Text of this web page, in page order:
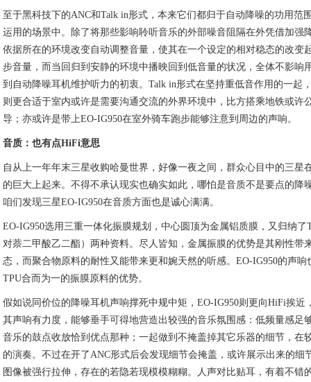
至于黑科技下的ANC和Talk in形式，本来它们都归于自动降噪的功用范
运用的场景中。除了将那些影响聆听音乐的外部噪音阻隔在外凭借加强
依据所在的环境改变自动调整音量，使其在一个设定的相对稳态的改变
步音量，而当回归到安静的环境中播映回到低音量的状况，全体不影响
到自动降噪耳机维护听力的初衷。Talk in形式在坚持重低音作用的一起
则更合适于室内或许是需要沟通交流的外界环境中，比方搭乘地铁或许
导；亦或许是带上EO-IG950在室外骑车跑步能够注意到周边的声响。
音质：也有点HiFi意思
自从上一年年末三星收购哈曼世界，好像一夜之间，群众心目中的三星
的巨大上起来。不得不承认现实也确实如此，哪怕是音质不是要点的降
咱们发现三星EO-IG950在音质方面也是诚心满满。
EO-IG950选用三重一体化振膜规划，中心圆顶为金属铝质膜，又归纳
对萘二甲酸乙二酯）两种资料。尽人皆知，金属振膜的优势是其刚性带
态，而聚合物原料的耐性又能带来更和婉天然的听感。EO-IG950的声
TPU合而为一的振膜原料的优势。
假如说同价位的降噪耳机声响撑死中规中矩，EO-IG950则更向HiFi挨近
其声响有力度，能够垂手可得地营造出较强的音乐氛围感：低频量感足
音乐的鼓点收放恰到优点那种；一起做到不掩盖掉其它乐器的细节，在
的演奏。不过在开了ANC形式后会发现细节会掩盖，或许展示出来的细
图像被强行拉伸，存在的若隐若现模模糊糊。人声对比贴耳，有着不错